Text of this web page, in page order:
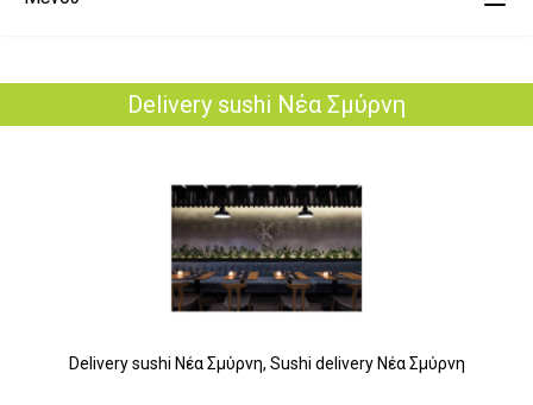
Delivery sushi Νέα Σμύρνη
Delivery sushi Νέα Σμύρνη, Sushi delivery Νέα Σμύρνη